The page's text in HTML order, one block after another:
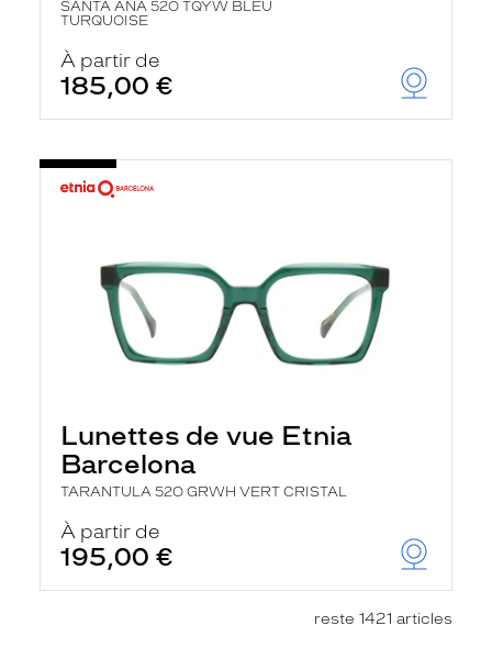
SANTA ANA 52O TQYW BLEU
TURQUOISE
À partir de
185,00 €
Lunettes de vue Etnia
Barcelona
TARANTULA 52O GRWH VERT CRISTAL
À partir de
195,00 €
reste 1421 articles